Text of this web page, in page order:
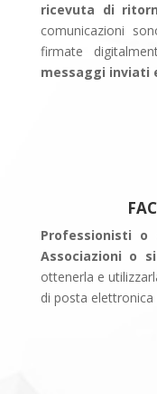
ricevuta di
comunicazioni
firmate
messaggi inviati
Professionisti o
Associazioni o
ottenerla e
di posta elettronica